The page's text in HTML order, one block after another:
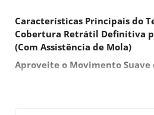
Características Principais do
Cobertura Retrátil Definitiva
(Com Assistência de Mola)
Aproveite o Movimento Suave